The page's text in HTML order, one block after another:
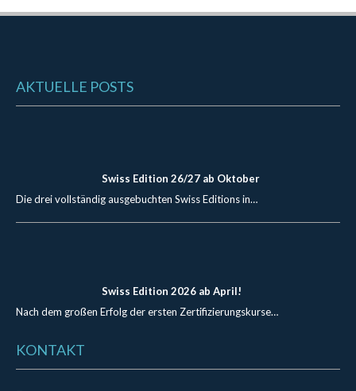
AKTUELLE POSTS
Swiss Edition 26/27 ab Oktober
Die drei vollständig ausgebuchten Swiss Editions in…
Swiss Edition 2026 ab April!
Nach dem großen Erfolg der ersten Zertifizierungskurse…
KONTAKT